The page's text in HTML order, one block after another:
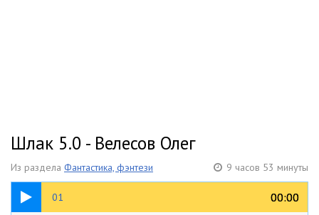
Шлак 5.0 - Велесов Олег
Из раздела Фантастика, фэнтези 9 часов 53 минуты
01 00:00
00:00
28:34